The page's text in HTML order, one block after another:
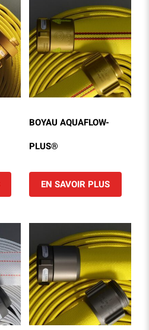
BOYAU AQUAFLOW-
PLUS®
EN SAVOIR PLUS